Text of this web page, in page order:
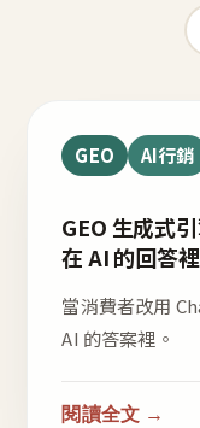
GEO AI行銷
GEO 生成式
在 AI 的回答裡
當消費者改用
AI 的答案裡。
閱讀全文 →